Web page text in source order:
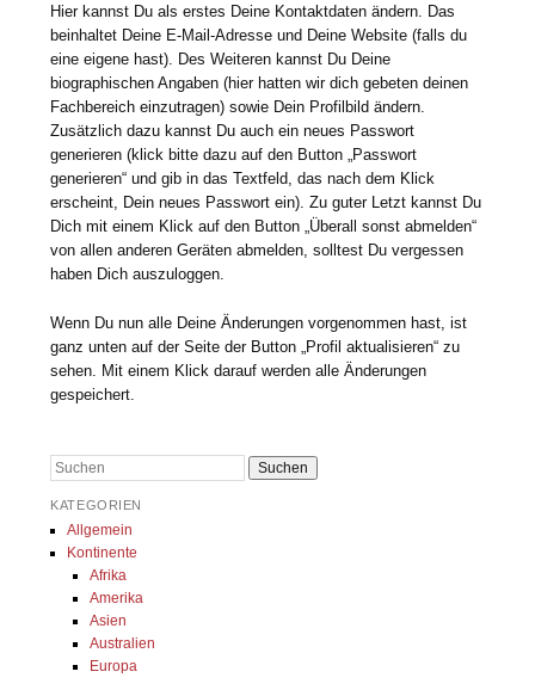
Hier kannst Du als erstes Deine Kontaktdaten ändern. Das
beinhaltet Deine E-Mail-Adresse und Deine Website (falls du
eine eigene hast). Des Weiteren kannst Du Deine
biographischen Angaben (hier hatten wir dich gebeten deinen
Fachbereich einzutragen) sowie Dein Profilbild ändern.
Zusätzlich dazu kannst Du auch ein neues Passwort
generieren (klick bitte dazu auf den Button „Passwort
generieren“ und gib in das Textfeld, das nach dem Klick
erscheint, Dein neues Passwort ein). Zu guter Letzt kannst Du
Dich mit einem Klick auf den Button „Überall sonst abmelden“
von allen anderen Geräten abmelden, solltest Du vergessen
haben Dich auszuloggen.
Wenn Du nun alle Deine Änderungen vorgenommen hast, ist
ganz unten auf der Seite der Button „Profil aktualisieren“ zu
sehen. Mit einem Klick darauf werden alle Änderungen
gespeichert.
Suchen
KATEGORIEN
Allgemein
Kontinente
Afrika
Amerika
Asien
Australien
Europa